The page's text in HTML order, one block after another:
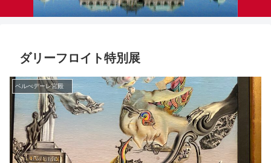
ダリーフロイト特別展
ベルべデーレ宮殿